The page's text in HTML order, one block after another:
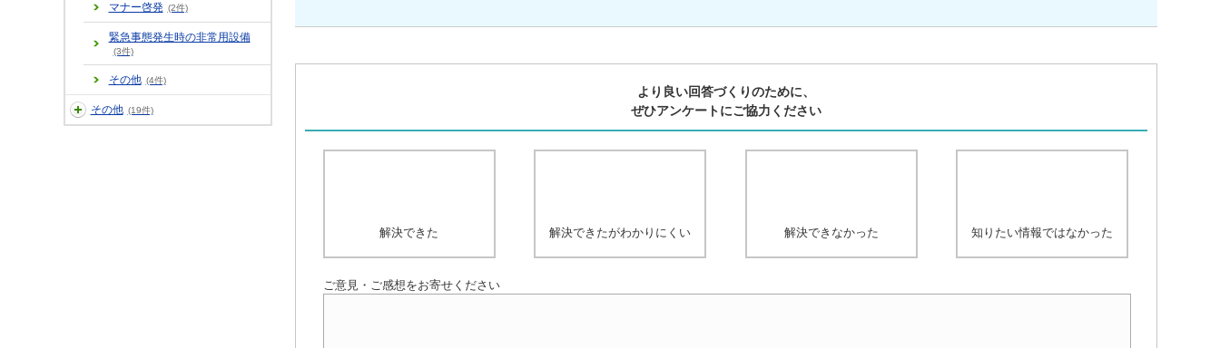
マナー啓発 (2件)
緊急事態発生時の非常用設備
(3件)
その他 (4件)
その他 (19件)
より良い回答づくりのために、
ぜひアンケートにご協力ください
解決できた 解決できたがわかりにくい 解決できなかった 知りたい情報ではなかった
ご意見・ご感想をお寄せください